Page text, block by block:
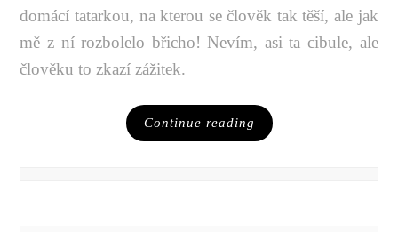
domácí tatarkou, na kterou se člověk tak těší, ale jak
mě z ní rozbolelo břicho! Nevím, asi ta cibule, ale
člověku to zkazí zážitek.
Continue reading